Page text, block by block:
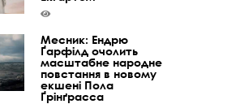
Месник: Ендрю
Ґарфілд очолить
масштабне народне
повстання в новому
екшені Пола
Ґрінґрасса